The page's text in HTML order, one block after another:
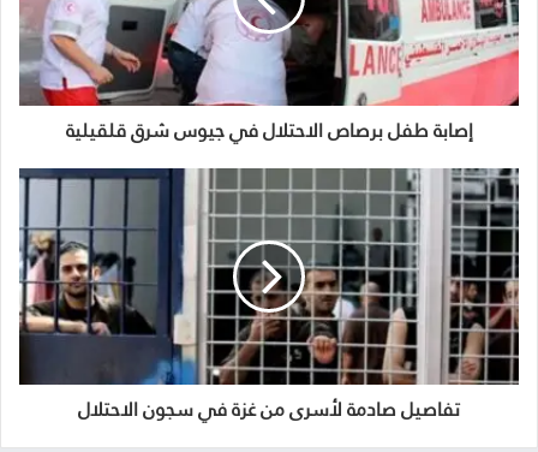
إصابة طفل برصاص الاحتلال في جيوس شرق قلقيلية
تفاصيل صادمة لأسرى من غزة في سجون الاحتلال